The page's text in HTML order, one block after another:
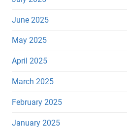
June 2025
May 2025
April 2025
March 2025
February 2025
January 2025